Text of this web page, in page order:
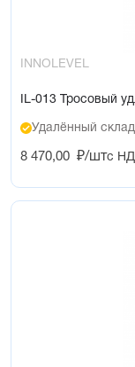
INNOLEVEL
IL-013 Тросовый
Удалённый
8 470,00 ₽/штс